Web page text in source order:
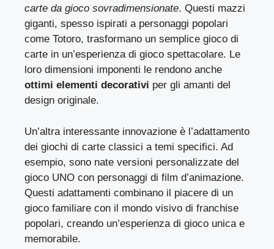
carte da gioco sovradimensionate. Questi mazzi
giganti, spesso ispirati a personaggi popolari
come Totoro, trasformano un semplice gioco di
carte in un’esperienza di gioco spettacolare. Le
loro dimensioni imponenti le rendono anche
ottimi elementi decorativi per gli amanti del
design originale.
Un’altra interessante innovazione è l’adattamento
dei giochi di carte classici a temi specifici. Ad
esempio, sono nate versioni personalizzate del
gioco UNO con personaggi di film d’animazione.
Questi adattamenti combinano il piacere di un
gioco familiare con il mondo visivo di franchise
popolari, creando un’esperienza di gioco unica e
memorabile.